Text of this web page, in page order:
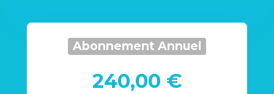
Abonnement Annuel
240,00 €